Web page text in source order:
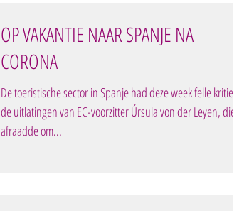
OP VAKANTIE NAAR SPANJE NA
CORONA
De toeristische sector in Spanje had deze week felle kritiek op
de uitlatingen van EC-voorzitter Úrsula von der Leyen, die
afraadde om...